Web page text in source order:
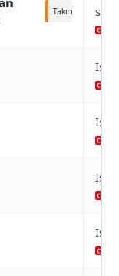
Takım